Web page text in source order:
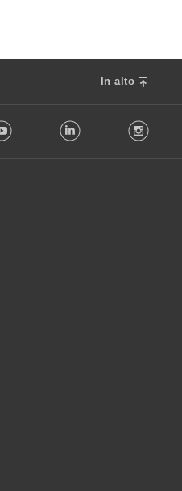
In alto
Youtube LinkedIn